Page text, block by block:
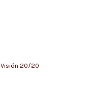
Visión 20/20